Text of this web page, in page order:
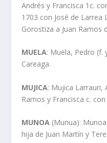
Andrés y Francisca 1c.
1703 con José de Larrea
Gorostiza a Juan Ramos
MUELA: Muela, Pedro (f.
Careaga.
MUJICA: Mujica Larrauri,
Ramos y Francisca c.
MUNOA (Munua):
hija de Juan Martí­n y